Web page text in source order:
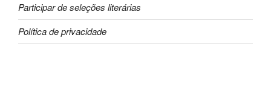
Participar de seleções literárias
Política de privacidade